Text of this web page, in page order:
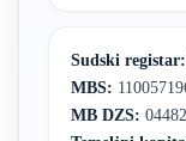
Sudski registar:
MBS:
MB DZS: